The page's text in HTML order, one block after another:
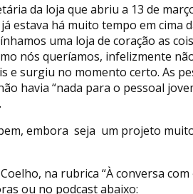
da loja que abriu a 13 de
já estava há muito tempo em cima
uma loja de coração as
nós queríamos, infelizmente
e surgiu no momento certo. As
havia “nada para o pessoal
embora seja um projeto
na rubrica “À conversa com
ou no podcast abaixo: